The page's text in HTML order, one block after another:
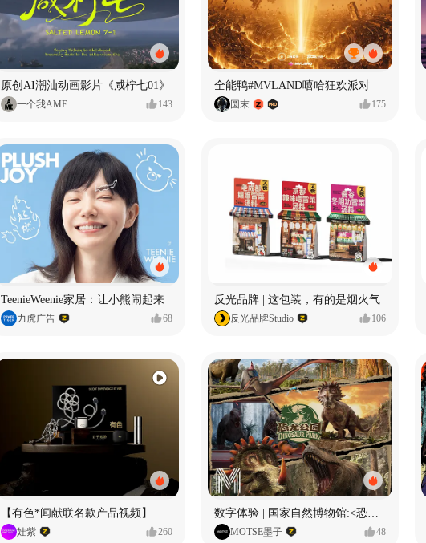
原创AI潮汕动画影片《咸柠七01》
一个我AME 143
全能鸭#MVLAND嘻哈狂欢派对
圆末 175
TeenieWeenie家居：让小熊闹起来
力虎广告 68
反光品牌 | 这包装，有的是烟火气
反光品牌Studio 106
【有色*闻献联名款产品视频】
娃紫 260
数字体验 | 国家自然博物馆:<恐龙公园>沉浸特展
MOTSE墨子 48